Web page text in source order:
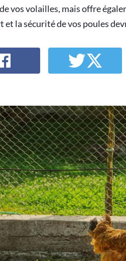
vos volailles, mais offre
et la sécurité de vos poules